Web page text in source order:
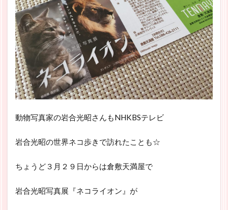
動物写真家の岩合光昭さんもNHKBSテレビ
岩合光昭の世界ネコ歩きで訪れたことも☆
ちょうど３月２９日からは倉敷天満屋で
岩合光昭写真展『ネコライオン』が